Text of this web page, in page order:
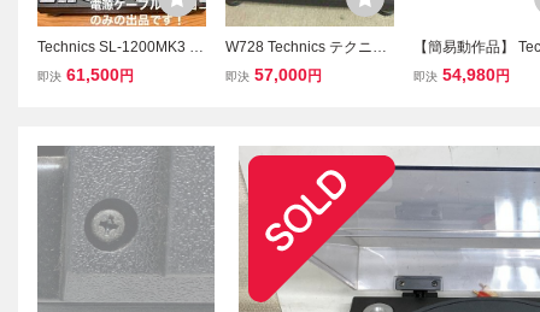
Technics SL-1200MK3 タ
ーンテーブル レコードプ
即決 61,500円
W728 Technics テクニク
ス ターンテーブル SL-12
即決 57,000円
【簡易動作品】
テクニクス レコー
即決 54,980円